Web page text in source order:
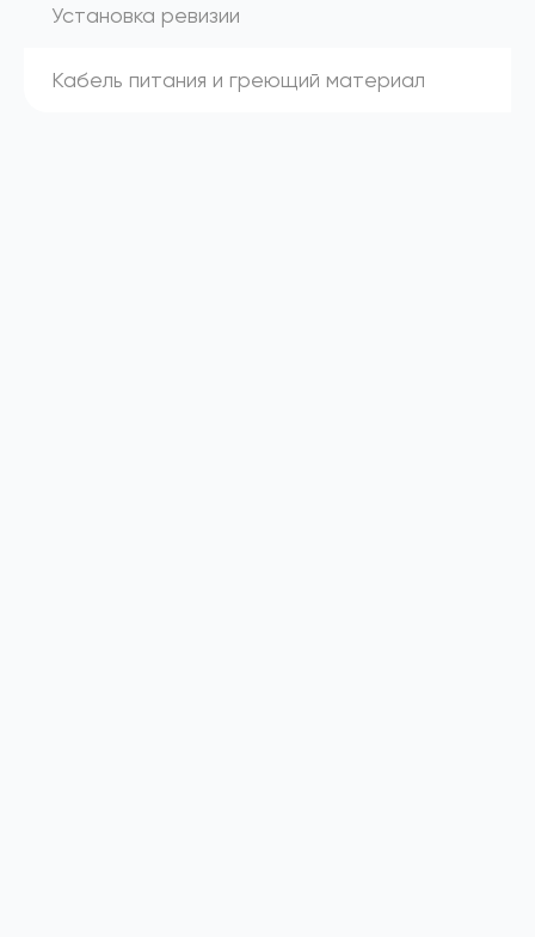
Установка ревизии
Кабель питания и греющий материал